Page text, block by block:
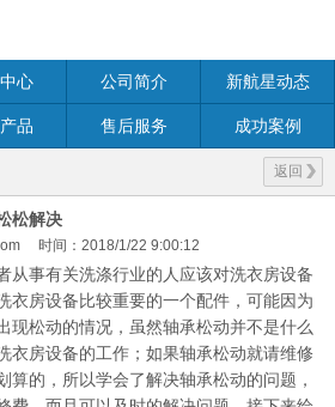
心 公司简介 新航星动态
品 售后服务 成功案例
返回
松解决
时间：2018/1/22 9:00:12
从事有关洗涤行业的人应该对洗衣房设备
衣房设备比较重要的一个配件，可能因为
现松动的情况，虽然轴承松动并不是什么
衣房设备的工作；如果轴承松动就请维修
算的，所以学会了解决轴承松动的问题，